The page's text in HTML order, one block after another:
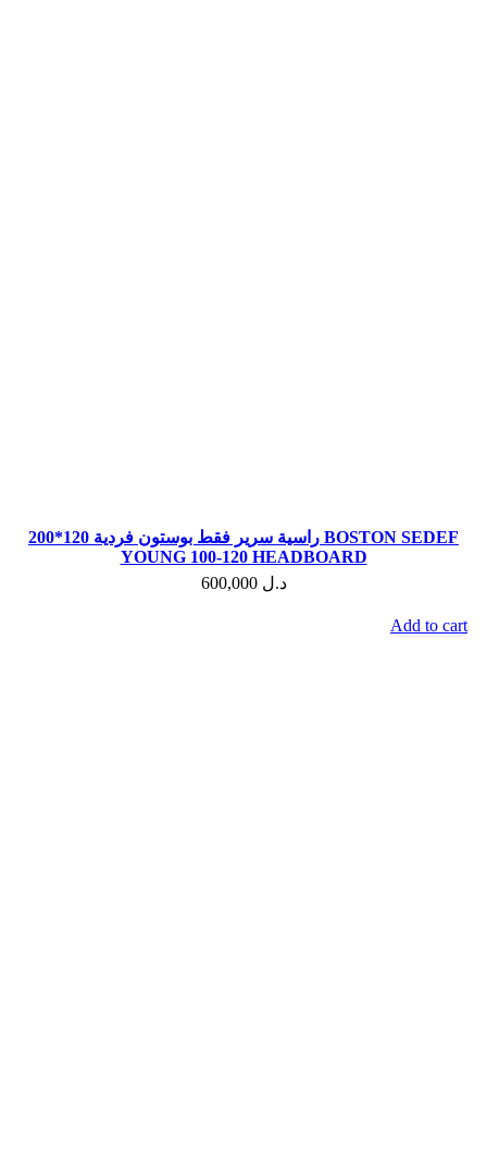
راسية سرير فقط بوستون فردية 120*200 BOSTON SEDEF
YOUNG 100-120 HEADBOARD
د.ل 600,000
Add to cart